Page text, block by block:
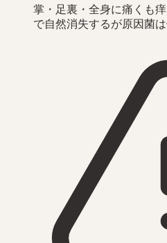
掌・足裏・全身に痛くも
で自然消失するが原因菌